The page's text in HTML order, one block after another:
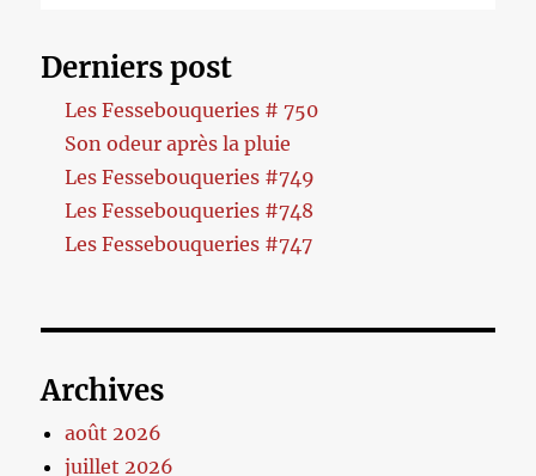
Derniers post
Les Fessebouqueries # 750
Son odeur après la pluie
Les Fessebouqueries #749
Les Fessebouqueries #748
Les Fessebouqueries #747
Archives
août 2026
juillet 2026